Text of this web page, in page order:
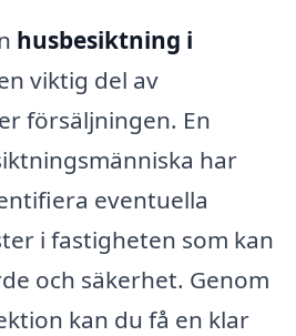
husbesiktning i
viktig del av
försäljningen. En
har
eventuella
i fastigheten som kan
och säkerhet. Genom
kan du få en klar